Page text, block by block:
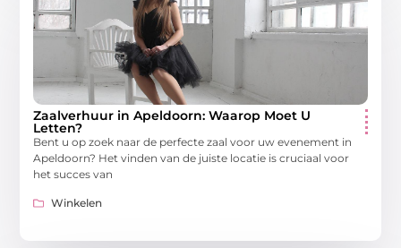
Zaalverhuur in Apeldoorn: Waarop Moet U
Letten?
Bent u op zoek naar de perfecte zaal voor uw evenement in
Apeldoorn? Het vinden van de juiste locatie is cruciaal voor
het succes van
Winkelen